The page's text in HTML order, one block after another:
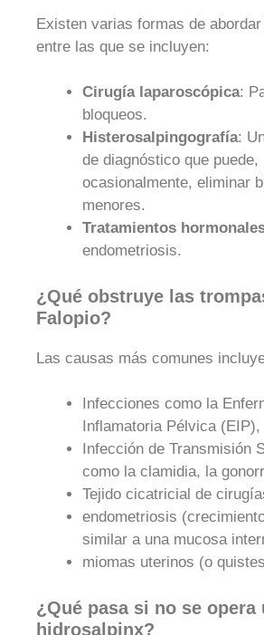
Existen varias formas de
entre las que se incluyen:
Cirugía laparoscópica:
bloqueos.
Histerosalpingografía:
de diagnóstico que puede,
ocasionalmente, eliminar
menores.
Tratamientos
endometriosis.
¿Qué obstruye las
Falopio?
Las causas más comunes
Infecciones como la
Inflamatoria Pélvica (EIP),
Infección de Transmisión
como la clamidia, la
Tejido cicatricial de
endometriosis
similar a una mucosa
miomas uterinos (o
¿Qué pasa si no se opera
hidrosalpinx?